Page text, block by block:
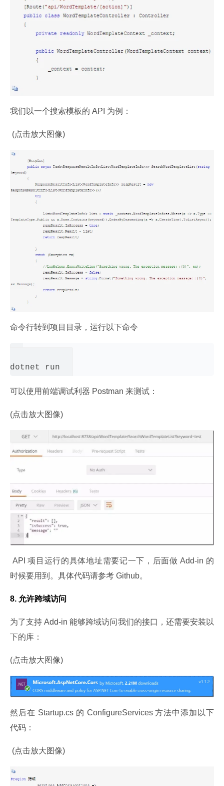
我们以一个搜索模板的 API 为例：
(点击放大图像)
命令行转到项目目录，运行以下命令
可以使用前端调试利器 Postman 来测试：
(点击放大图像)
时候要用到。具体代码请参考 Github。
8. 允许跨域访问
为了支持 Add-in 能够跨域访问我们的接口，还需要安装以
下的库：
(点击放大图像)
然后在 Startup.cs 的 ConfigureServices 方法中添加以下
代码：
(点击放大图像)